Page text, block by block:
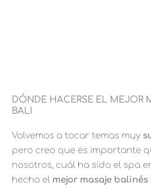
DÓNDE HACERSE EL MEJOR
BALI
Volvemos a tocar temas muy
pero creo que es importante
nosotros, cuál ha sido el spa
hecho el mejor masaje balinés